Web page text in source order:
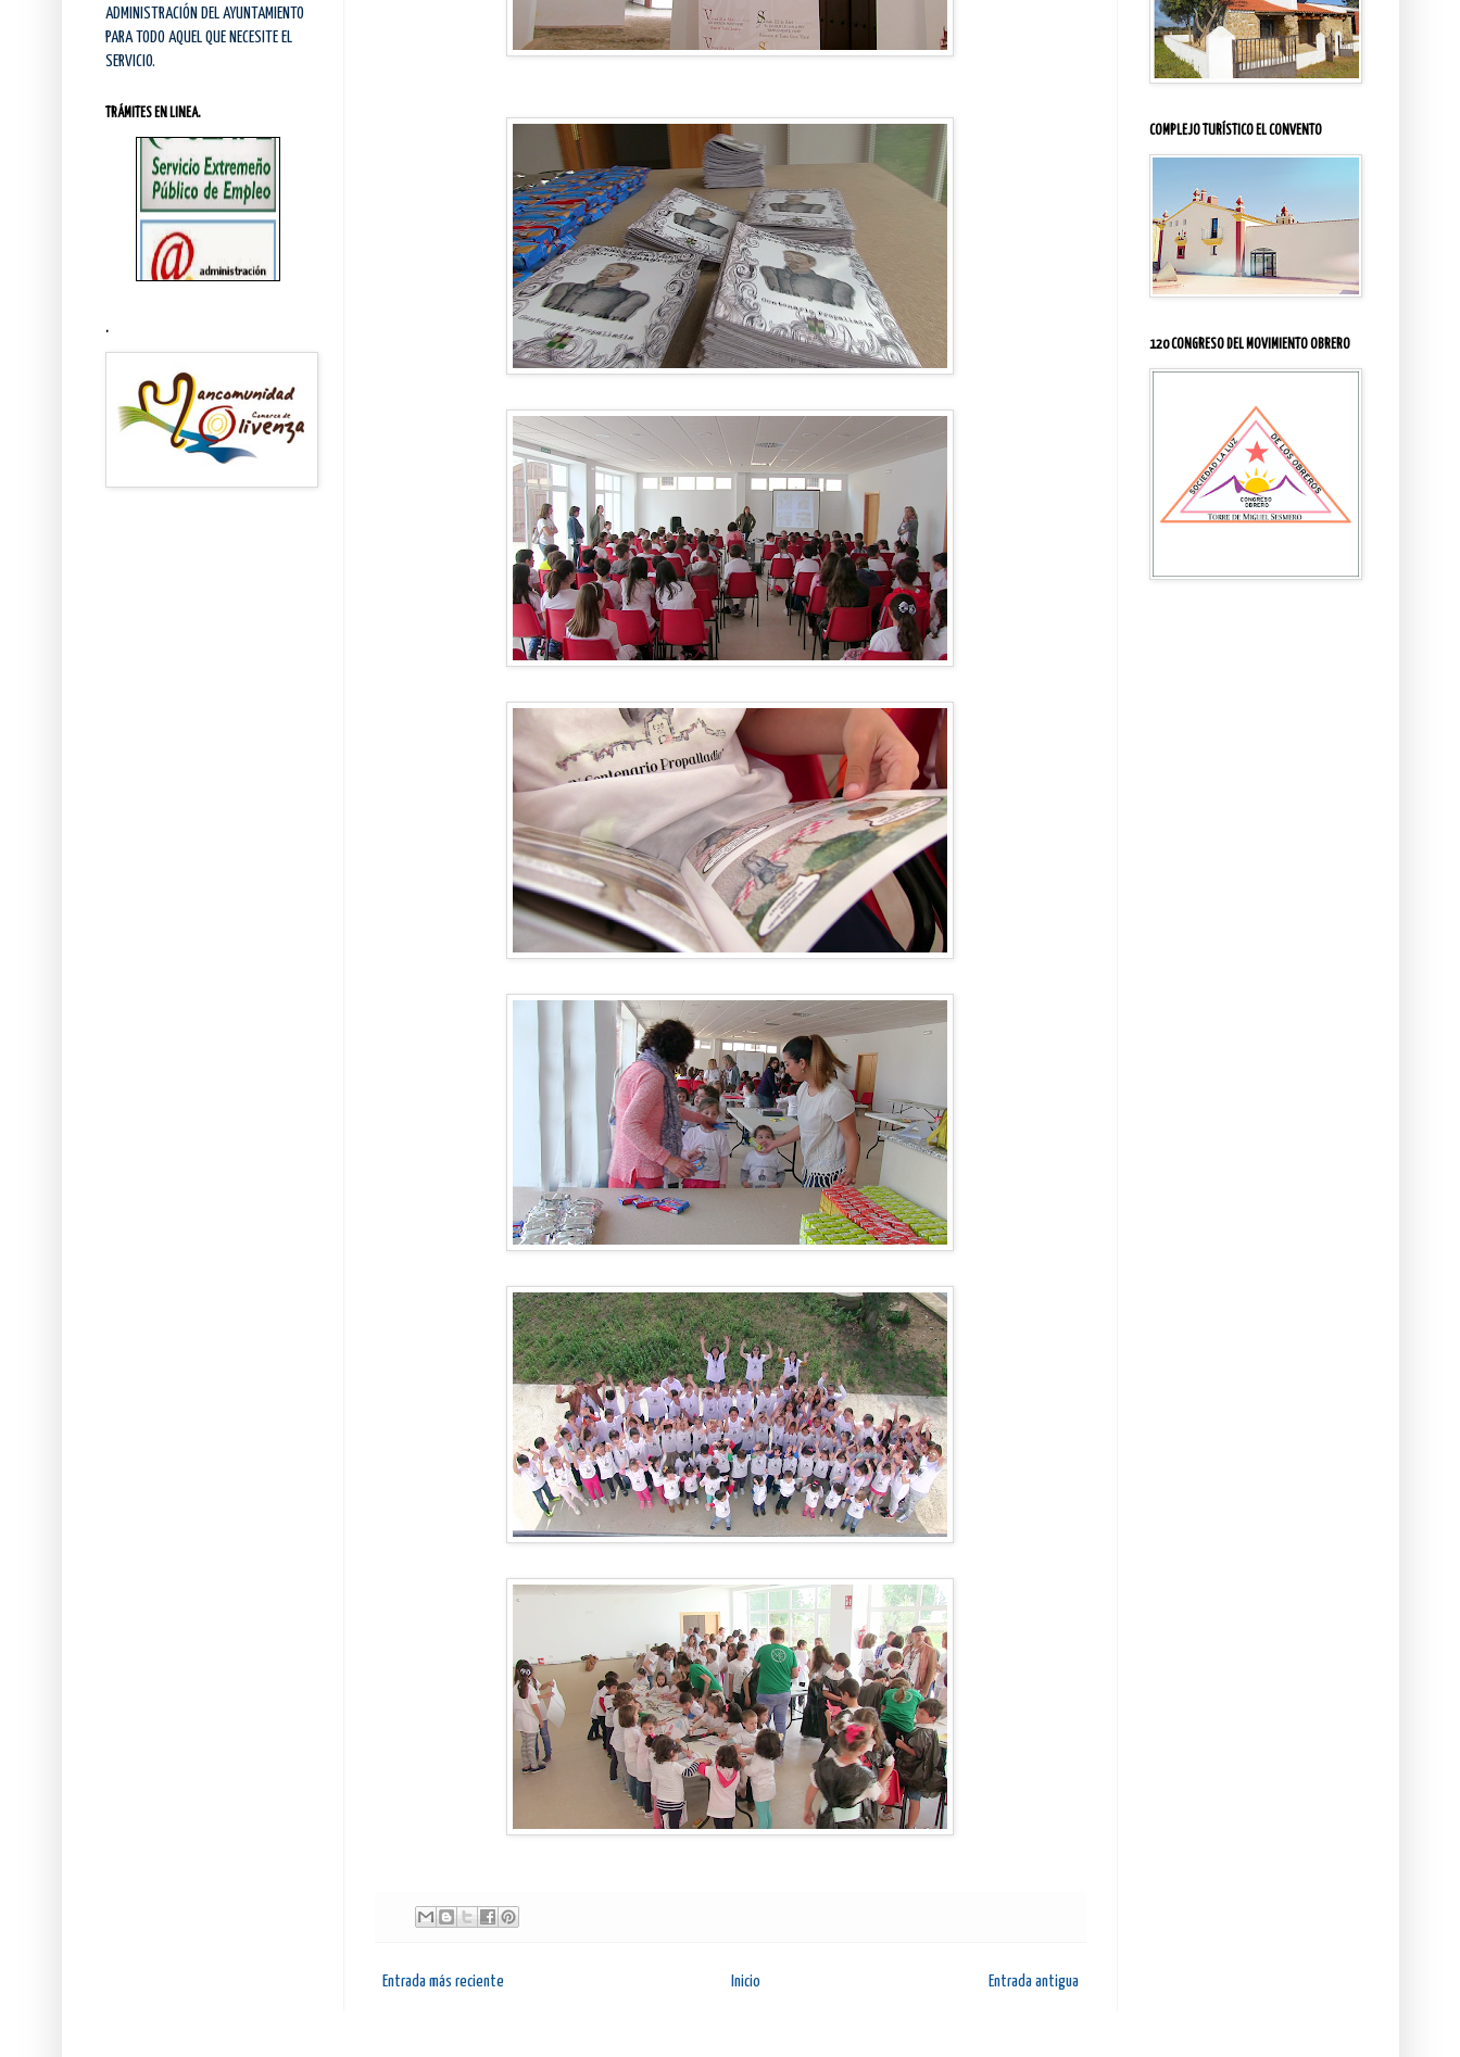
Entrada más reciente Entrada antigua
Inicio
ADMINISTRACIÓN DEL AYUNTAMIENTO
PARA TODO AQUEL QUE NECESITE EL
SERVICIO.
TRÁMITES EN LINEA.
.
COMPLEJO TURÍSTICO EL CONVENTO
120 CONGRESO DEL MOVIMIENTO OBRERO